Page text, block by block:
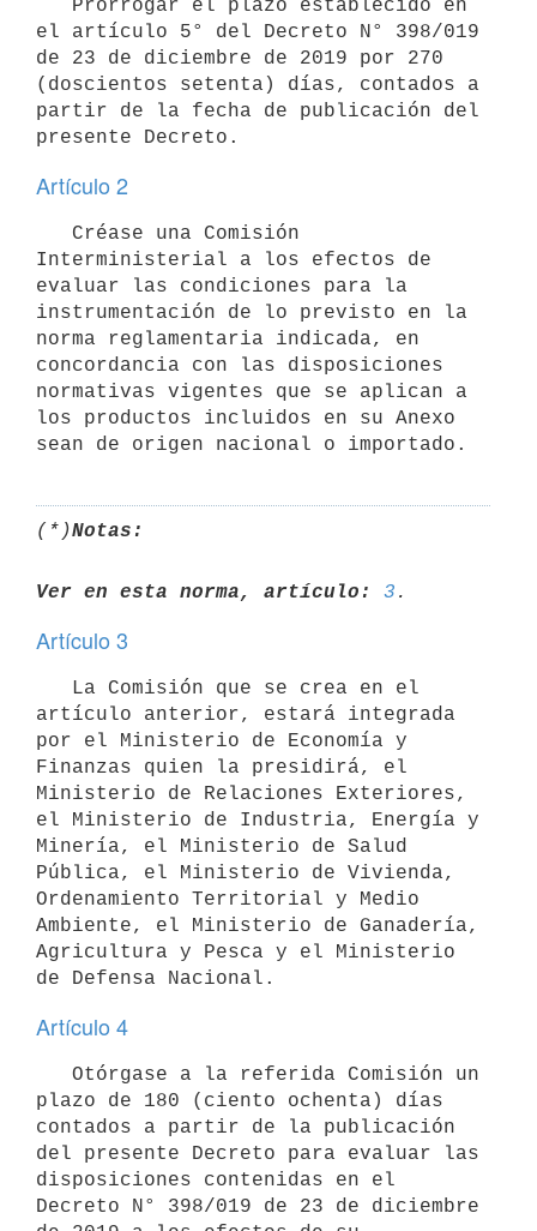
el artículo 5° del Decreto N° 398/019
de 23 de diciembre de 2019 por 270
(doscientos setenta) días, contados a
partir de la fecha de publicación del
Artículo 2
Interministerial a los efectos de
evaluar las condiciones para la
instrumentación de lo previsto en la
norma reglamentaria indicada, en
concordancia con las disposiciones
normativas vigentes que se aplican a
los productos incluidos en su Anexo
(*)Notas:
Ver en esta norma, artículo: 3
Artículo 3
artículo anterior, estará integrada
por el Ministerio de Economía y
Finanzas quien la presidirá, el
Ministerio de Relaciones Exteriores,
el Ministerio de Industria, Energía y
Minería, el Ministerio de Salud
Pública, el Ministerio de Vivienda,
Ordenamiento Territorial y Medio
Ambiente, el Ministerio de Ganadería,
Agricultura y Pesca y el Ministerio
Artículo 4
plazo de 180 (ciento ochenta) días
contados a partir de la publicación
del presente Decreto para evaluar las
disposiciones contenidas en el
Decreto N° 398/019 de 23 de diciembre